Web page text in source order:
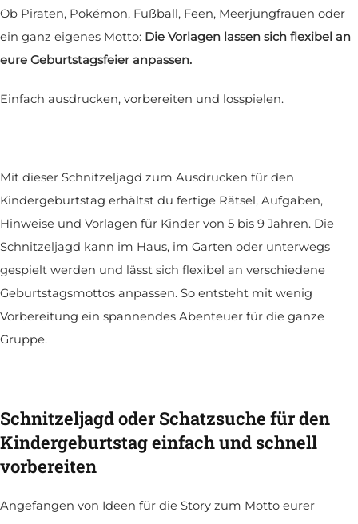
Ob Piraten, Pokémon, Fußball, Feen, Meerjungfrauen oder
ein ganz eigenes Motto: Die Vorlagen lassen sich flexibel an
eure Geburtstagsfeier anpassen.
Einfach ausdrucken, vorbereiten und losspielen.
Mit dieser Schnitzeljagd zum Ausdrucken für den
Kindergeburtstag erhältst du fertige Rätsel, Aufgaben,
Hinweise und Vorlagen für Kinder von 5 bis 9 Jahren. Die
Schnitzeljagd kann im Haus, im Garten oder unterwegs
gespielt werden und lässt sich flexibel an verschiedene
Geburtstagsmottos anpassen. So entsteht mit wenig
Vorbereitung ein spannendes Abenteuer für die ganze
Gruppe.
Schnitzeljagd oder Schatzsuche für den
Kindergeburtstag einfach und schnell
vorbereiten
Angefangen von Ideen für die Story zum Motto eurer